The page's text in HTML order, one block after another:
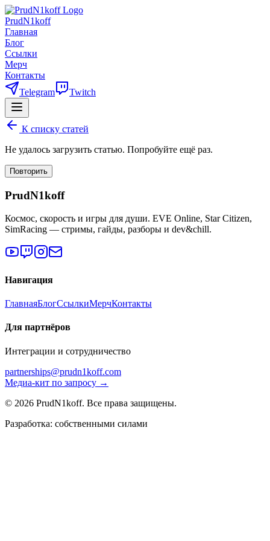
PrudN1koff
Главная
Блог
Ссылки
Мерч
Контакты
Telegram
Twitch
К списку статей
Не удалось загрузить статью. Попробуйте ещё раз.
Повторить
PrudN1koff
Космос, скорость и игры для души. EVE Online, Star Citizen,
SimRacing — стримы, гайды, разборы и dev&chill.
Навигация
ГлавнаяБлогСсылкиМерчКонтакты
Для партнёров
Интеграции и сотрудничество
partnerships@prudn1koff.com
Медиа-кит по запросу →
© 2026 PrudN1koff. Все права защищены.
Разработка: собственными силами